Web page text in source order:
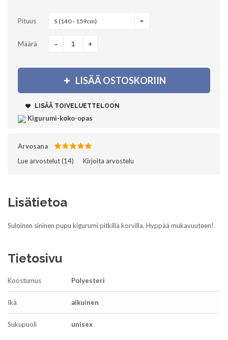
Pituus S (140 - 159cm)
Määrä - +
LISÄÄ OSTOSKORIIN
LISÄÄ TOIVELUETTELOON
Kigurumi-koko-opas
Arvosana
Lue arvostelut (14)‎ Kirjoita arvostelu
Lisätietoa
Suloinen sininen pupu kigurumi pitkillä korvilla. Hyppää mukavuuteen!
Tietosivu
Koostumus Polyesteri
Ikä aikuinen
Sukupuoli unisex